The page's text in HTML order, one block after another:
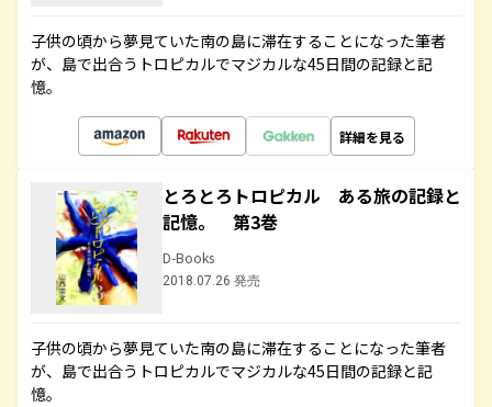
子供の頃から夢見ていた南の島に滞在することになった筆者
が、島で出合うトロピカルでマジカルな45日間の記録と記
憶。
詳細を見る
とろとろトロピカル ある旅の記録と
記憶。 第3巻
D-Books
2018.07.26 発売
子供の頃から夢見ていた南の島に滞在することになった筆者
が、島で出合うトロピカルでマジカルな45日間の記録と記
憶。